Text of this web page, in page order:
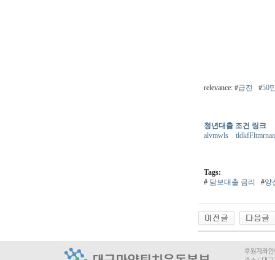
relevance: #급전 #50
청년대출 조건 링크
alvmwls
Tags:
# 담보대출 금리 #양